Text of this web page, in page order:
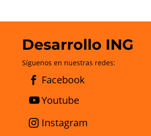
Desarrollo ING
Síguenos en nuestras redes:
Facebook
Youtube
Instagram